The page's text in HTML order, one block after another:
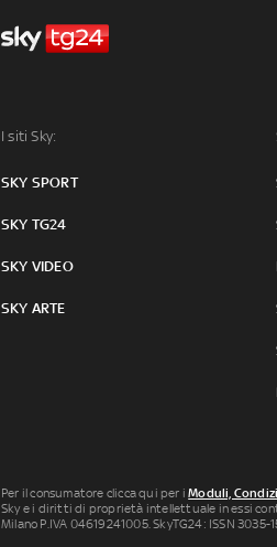
I siti Sky:
SKY SPORT
SKY TG24
SKY VIDEO
SKY ARTE
Per il consumatore clicca qui per iModuli,
Sky e i diritti di proprietà intellettuale in essi
Milano P.IVA 04619241005. SkyTG24: ISSN 3035-